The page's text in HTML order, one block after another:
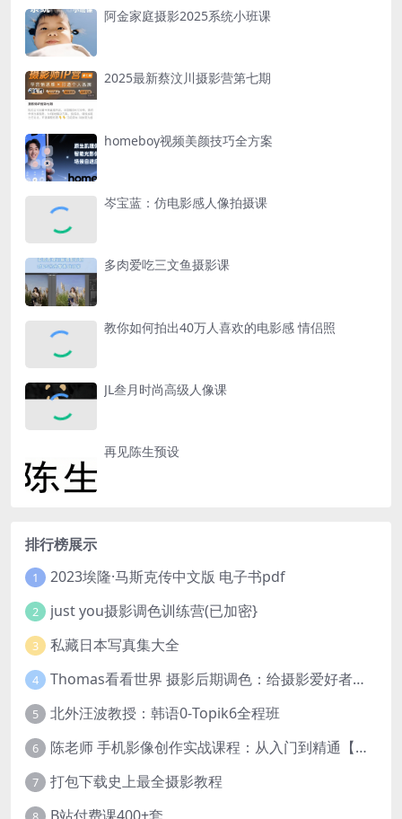
阿金家庭摄影2025系统小班课
2025最新蔡汶川摄影营第七期
homeboy视频美颜技巧全方案
岑宝蓝：仿电影感人像拍摄课
多肉爱吃三文鱼摄影课
教你如何拍出40万人喜欢的电影感 情侣照
JL叁月时尚高级人像课
再见陈生预设
排行榜展示
1 2023埃隆·马斯克传中文版 电子书pdf
2 just you摄影调色训练营(已加密}
3 私藏日本写真集大全
4 Thomas看看世界 摄影后期调色：给摄影爱好者的色彩课 网盘下载
5 北外汪波教授：韩语0-Topik6全程班
6 陈老师 手机影像创作实战课程：从入门到精通【完结】
7 打包下载史上最全摄影教程